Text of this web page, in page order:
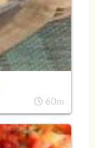
60m